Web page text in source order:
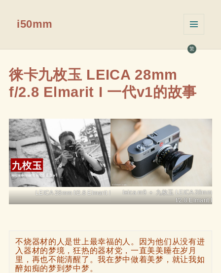
繁
i50mm
挂件
徕卡九枚玉 LEICA 28mm
f/2.8 Elmarit I 一代v1的故事
LEICA 28mm f/2.8 Elmarit I
leica m9 ＋ 九枚玉 LEICA 28mm
f/2.8 Elmarit I
不烧器材的人是世上最幸福的人。因为他们从没有进
入器材的梦境，狂热的器材党，一直美美睡在岁月
里，再也不能清醒了。我在梦中做着美梦，就让我如
醉如痴的梦到梦中梦。